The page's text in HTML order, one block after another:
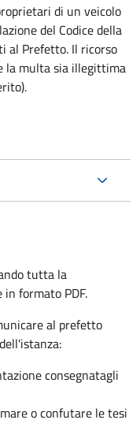
di un veicolo
del Codice della
al Prefetto. Il ricorso
la multa sia illegittima
tutta la
formato PDF.
al prefetto
consegnatagli
o confutare le tesi